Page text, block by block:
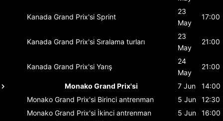
Kanada Grand Prix'si Sprint
23
May
17:00
Kanada Grand Prix'si Sıralama turları
23
May
21:00
Kanada Grand Prix'si Yarış
24
May
21:00
Monako Grand Prix'si 7 Jun
14:00
Monako Grand Prix'si Birinci antrenman 5 Jun
12:30
Monako Grand Prix'si İkinci antrenman 5 Jun
16:00